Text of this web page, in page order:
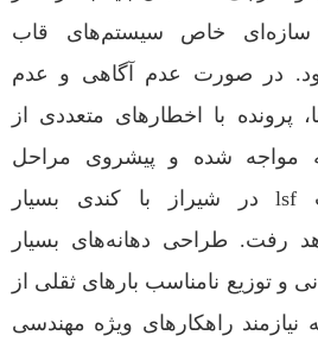
سازه‌ای خاص سیستم‌های قاب
در صورت عدم آگاهی و عدم
پرونده با اخطارهای متعددی از
مواجه شده و پیشروی مراحل
دریافت مجوز ساخت lsf در شیراز با کندی بسیار
رفت. طراحی دهانه‌های بسیار
و توزیع نامناسب بارهای ثقلی از
راهکارهای ویژه مهندسی